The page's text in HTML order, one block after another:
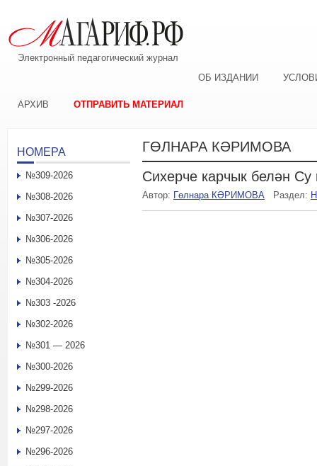
Электронный педагогический журнал
ОБ ИЗДАНИИ
АРХИВ ОТПРАВИТЬ МАТЕРИАЛ
ГӨЛНАРА КӘРИМОВА
Сихерче карчык белән Су
Автор: Гөлнара КӘРИМОВА Раздел:
НОМЕРА
№309-2026
№308-2026
№307-2026
№306-2026
№305-2026
№304-2026
№303 -2026
№302-2026
№301 — 2026
№300-2026
№299-2026
№298-2026
№297-2026
№296-2026